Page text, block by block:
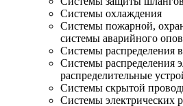
Системы охлаждения
Системы пожарной,
системы аварийного
Системы распределения
Системы распределения
распределительные
Системы скрытой
Системы электрических